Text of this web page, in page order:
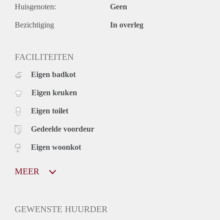
droogkast.
• De grote kelder biedt bijkomende opslagmogelijkheden.
Neem vandaag nog contact met ons op voor meer informatie
Huisgenoten: Geen
Bezichtiging In overleg
FACILITEITEN
Eigen badkot
Eigen keuken
Eigen toilet
Gedeelde voordeur
Eigen woonkot
MEER
GEWENSTE HUURDER